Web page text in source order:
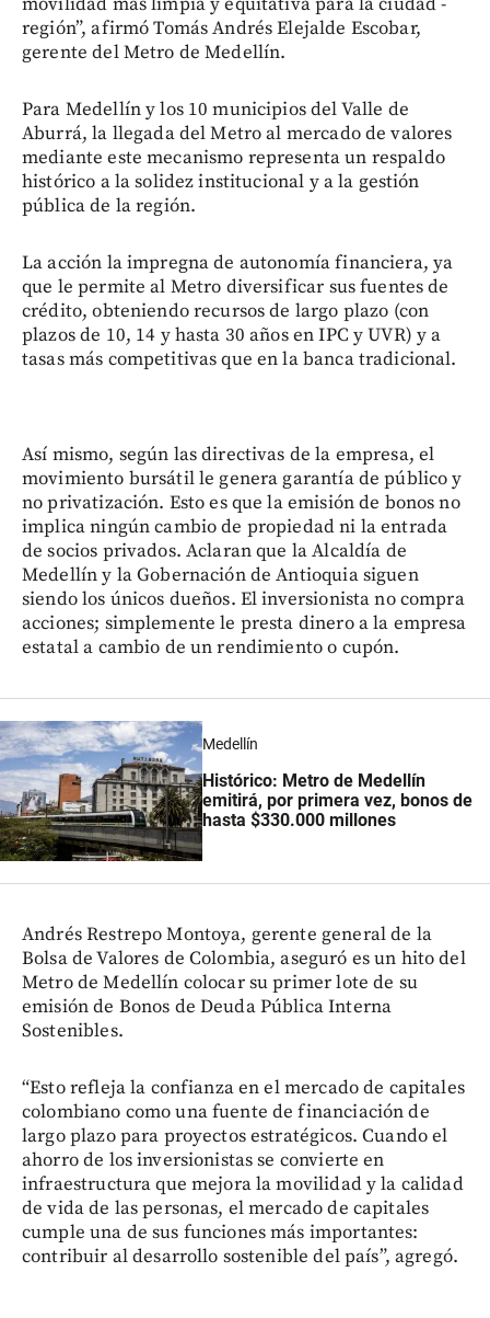
movilidad más limpia y equitativa para la ciudad -
región”, afirmó Tomás Andrés Elejalde Escobar,
gerente del Metro de Medellín.
Para Medellín y los 10 municipios del Valle de
Aburrá, la llegada del Metro al mercado de valores
mediante este mecanismo representa un respaldo
histórico a la solidez institucional y a la gestión
pública de la región.
La acción la impregna de autonomía financiera, ya
que le permite al Metro diversificar sus fuentes de
crédito, obteniendo recursos de largo plazo (con
plazos de 10, 14 y hasta 30 años en IPC y UVR) y a
tasas más competitivas que en la banca tradicional.
Así mismo, según las directivas de la empresa, el
movimiento bursátil le genera garantía de público y
no privatización. Esto es que la emisión de bonos no
implica ningún cambio de propiedad ni la entrada
de socios privados. Aclaran que la Alcaldía de
Medellín y la Gobernación de Antioquia siguen
siendo los únicos dueños. El inversionista no compra
acciones; simplemente le presta dinero a la empresa
estatal a cambio de un rendimiento o cupón.
Medellín
Histórico: Metro de Medellín
emitirá, por primera vez, bonos de
hasta $330.000 millones
Andrés Restrepo Montoya, gerente general de la
Bolsa de Valores de Colombia, aseguró es un hito del
Metro de Medellín colocar su primer lote de su
emisión de Bonos de Deuda Pública Interna
Sostenibles.
“Esto refleja la confianza en el mercado de capitales
colombiano como una fuente de financiación de
largo plazo para proyectos estratégicos. Cuando el
ahorro de los inversionistas se convierte en
infraestructura que mejora la movilidad y la calidad
de vida de las personas, el mercado de capitales
cumple una de sus funciones más importantes:
contribuir al desarrollo sostenible del país”, agregó.